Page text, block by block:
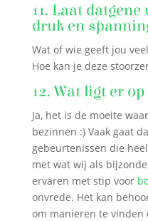
11. Laat
druk en
Wat of wie geeft jou
Hoe kan je deze
12. Wat ligt er
Ja, het is de moeite
bezinnen :) Vaak gaat
gebeurtenissen die heel
met wat wij als
ervaren met stip voor
onvrede. Het kan
om manieren te vinden